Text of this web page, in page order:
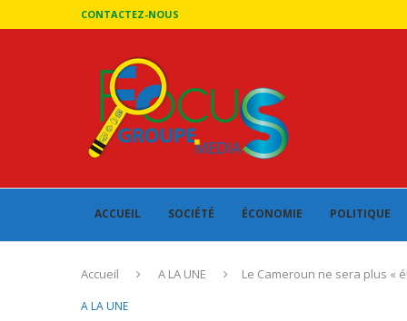
CONTACTEZ-NOUS
ACCUEIL SOCIÉTÉ ÉCONOMIE POLITIQUE
Accueil A LA UNE Le Cameroun ne sera plus «
A LA UNE